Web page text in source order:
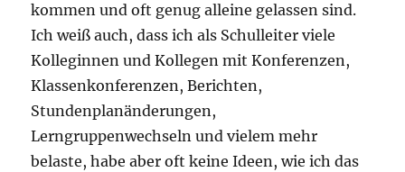
kommen und oft genug alleine gelassen sind.
Ich weiß auch, dass ich als Schulleiter viele
Kolleginnen und Kollegen mit Konferenzen,
Klassenkonferenzen, Berichten,
Stundenplanänderungen,
Lerngruppenwechseln und vielem mehr
belaste, habe aber oft keine Ideen, wie ich das